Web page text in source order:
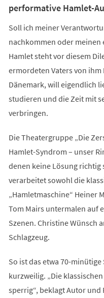
performative Hamlet-
Soll ich meiner
nachkommen oder meinen
Hamlet steht vor diesem
ermordeten Vaters von ihm
Dänemark, will eigendlich
studieren und die Zeit mit
verbringen.
Die Theatergruppe „Die
Hamlet-Syndrom – unser
denen keine Lösung richtig
verarbeitet sowohl die
„Hamletmaschine“ Heiner
Tom Mairs untermalen auf
Szenen. Christine Wünsch
Schlagzeug.
So ist das etwa 70-
kurzweilig. „Die
sperrig“, beklagt Autor und